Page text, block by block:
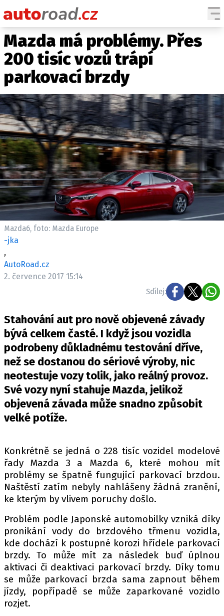
AUTA
TESTY AUT
NOVINKY
SPY
HISTORIE
ZAJÍMAVOSTI
TECHNIKA
EKONOMIKA
ČESKÝ TRH
TUNING
PROFI
ELEKTRO
OSTATNÍ
TISKOVKY
ROZHOVORY
DAKAR
Z DOMOVA
ZE SVĚTA
PIT LANE
ČEŠI V AKCI
FIA CEZ & POHÁRY
MEZINÁRODNÍ SCÉNA
SLEDUJTE NÁS NA |
Máte příběh, fotku nebo video?
Pošlete e-mail na autoroad.cz
Mazda má problémy. Přes
200 tisíc vozů trápí
parkovací brzdy
Mazda6, foto: Mazda Europe
-jka
,
AutoRoad.cz
2. července 2017 15:14
Sdílej:
Stahování aut pro nově objevené závady
bývá celkem časté. I když jsou vozidla
podrobeny důkladnému testování dříve,
než se dostanou do sériové výroby, nic
neotestuje vozy tolik, jako reálný provoz.
Své vozy nyní stahuje Mazda, jelikož
objevená závada může snadno způsobit
velké potíže.
Konkrétně se jedná o 228 tisíc vozidel modelové
řady Mazda 3 a Mazda 6, které mohou mít
problémy se špatně fungující parkovací brzdou.
Naštěstí zatím nebyly nahlášeny žádná zranění,
ke kterým by vlivem poruchy došlo.
Problém podle Japonské automobilky vzniká díky
pronikání vody do brzdového třmenu vozidla,
kde dochází k postupné korozi hřídele parkovací
brzdy. To může mít za následek buď úplnou
aktivaci či deaktivaci parkovací brzdy. Díky tomu
se může parkovací brzda sama zapnout během
jízdy, popřípadě se může zaparkované vozidlo
rozjet.